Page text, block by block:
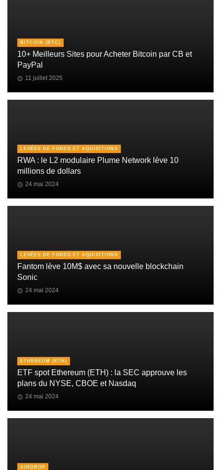
BITCOIN (BTC)
10+ Meilleurs Sites pour Acheter Bitcoin par CB et
PayPal
11 juillet 2025
LEVÉES DE FONDS ET AQUISITIONS
RWA : le L2 modulaire Plume Network lève 10
millions de dollars
24 mai 2024
LEVÉES DE FONDS ET AQUISITIONS
Fantom lève 10M$ avec sa nouvelle blockchain
Sonic
24 mai 2024
ETHEREUM (ETH)
ETF spot Ethereum (ETH) : la SEC approuve les
plans du NYSE, CBOE et Nasdaq
24 mai 2024
AIRDROP